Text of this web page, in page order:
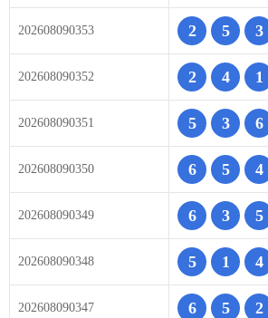
202608090353 2 5 3
202608090352 2 4 1
202608090351 5 3 6
202608090350 6 5 4
202608090349 6 3 5
202608090348 5 1 4
202608090347 6 5 2